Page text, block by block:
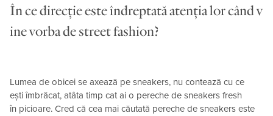
În ce direcție este îndreptată atenția lor când v
ine vorba de street fashion?
Lumea de obicei se axează pe sneakers, nu contează cu ce
ești îmbrăcat, atâta timp cat ai o pereche de sneakers fresh
în picioare. Cred că cea mai căutată pereche de sneakers este